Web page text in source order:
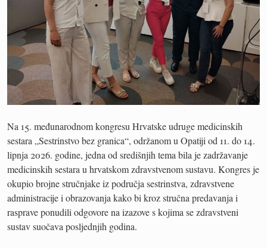
Na 15. međunarodnom kongresu Hrvatske udruge medicinskih
sestara „Sestrinstvo bez granica“, održanom u Opatiji od 11. do 14.
lipnja 2026. godine, jedna od središnjih tema bila je zadržavanje
medicinskih sestara u hrvatskom zdravstvenom sustavu. Kongres je
okupio brojne stručnjake iz područja sestrinstva, zdravstvene
administracije i obrazovanja kako bi kroz stručna predavanja i
rasprave ponudili odgovore na izazove s kojima se zdravstveni
sustav suočava posljednjih godina.